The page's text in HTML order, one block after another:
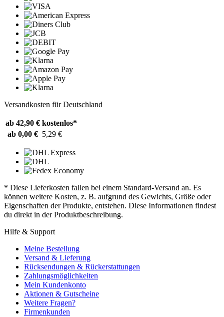
Versandkosten für Deutschland
ab 42,90 € kostenlos*
ab 0,00 € 5,29 €
* Diese Lieferkosten fallen bei einem Standard-Versand an. Es
können weitere Kosten, z. B. aufgrund des Gewichts, Größe oder
Eigenschaften der Produkte, entstehen. Diese Informationen findest
du direkt in der Produktbeschreibung.
Hilfe & Support
Meine Bestellung
Versand & Lieferung
Rücksendungen & Rückerstattungen
Zahlungsmöglichkeiten
Mein Kundenkonto
Aktionen & Gutscheine
Weitere Fragen?
Firmenkunden